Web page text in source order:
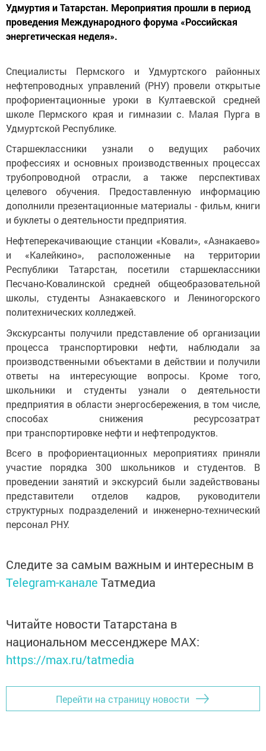
Удмуртия и Татарстан. Мероприятия прошли в период
проведения Международного форума «Российская
энергетическая неделя».
Специалисты Пермского и Удмуртского районных
нефтепроводных управлений (РНУ) провели открытые
профориентационные уроки в Култаевской средней
школе Пермского края и гимназии с. Малая Пурга в
Удмуртской Республике.
Старшеклассники узнали о ведущих рабочих
профессиях и основных производственных процессах
трубопроводной отрасли, а также перспективах
целевого обучения. Предоставленную информацию
дополнили презентационные материалы - фильм, книги
и буклеты о деятельности предприятия.
Нефтеперекачивающие станции «Ковали», «Азнакаево»
и «Калейкино», расположенные на территории
Республики Татарстан, посетили старшеклассники
Песчано-Ковалинской средней общеобразовательной
школы, студенты Азнакаевского и Лениногорского
политехнических колледжей.
Экскурсанты получили представление об организации
процесса транспортировки нефти, наблюдали за
производственными объектами в действии и получили
ответы на интересующие вопросы. Кроме того,
школьники и студенты узнали о деятельности
предприятия в области энергосбережения, в том числе,
способах снижения ресурсозатрат
при транспортировке нефти и нефтепродуктов.
Всего в профориентационных мероприятиях приняли
участие порядка 300 школьников и студентов. В
проведении занятий и экскурсий были задействованы
представители отделов кадров, руководители
структурных подразделений и инженерно-технический
персонал РНУ.
Следите за самым важным и интересным в
Telegram-канале Татмедиа
Читайте новости Татарстана в
национальном мессенджере MАХ:
https://max.ru/tatmedia
Перейти на страницу новости